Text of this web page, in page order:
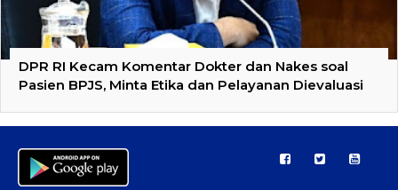
DPR RI Kecam Komentar Dokter dan Nakes soal
Pasien BPJS, Minta Etika dan Pelayanan Dievaluasi